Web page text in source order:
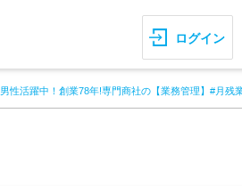
ログイン
男性活躍中！創業78年!専門商社の【業務管理】#月残